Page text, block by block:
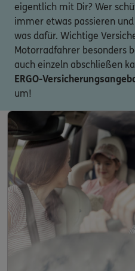
eigentlich mit Dir? Wer
immer etwas passieren
was dafür. Wichtige
Motorradfahrer besonders
auch einzeln abschließen
ERGO-
um!